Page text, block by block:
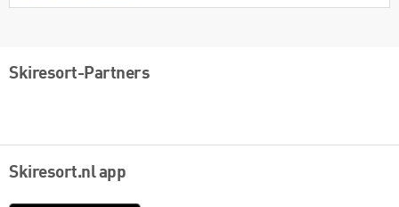
Skiresort-Partners
Skiresort.nl app